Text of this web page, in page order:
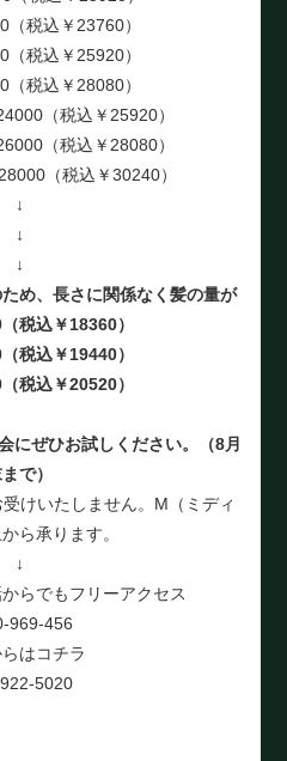
（税込￥23760）
（税込￥25920）
（税込￥28080）
（税込￥25920）
（税込￥28080）
（税込￥30240）
↓
↓
↓
め、長さに関係なく髪の量が
税込￥18360）
税込￥19440）
税込￥20520）
にぜひお試しください。（8月
で）
けいたしません。M（ミディ
ら承ります。
↓
らでもフリーアクセス
969-456
はコチラ
5020